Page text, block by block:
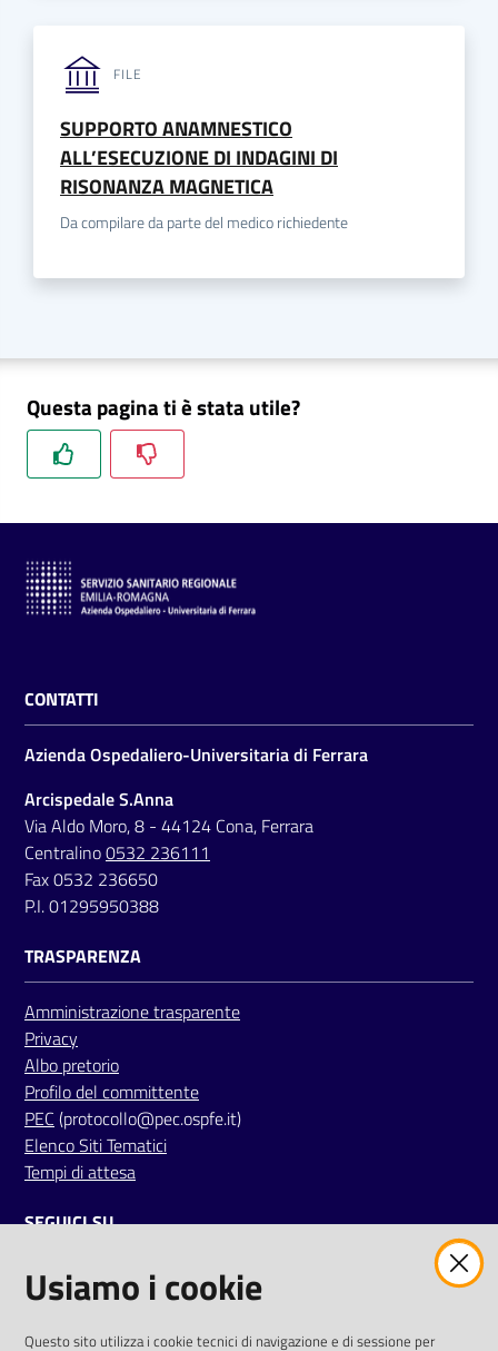
FILE
SUPPORTO ANAMNESTICO
ALL’ESECUZIONE DI INDAGINI DI
RISONANZA MAGNETICA
Da compilare da parte del medico richiedente
Questa pagina ti è stata utile?
CONTATTI
Azienda Ospedaliero-Universitaria di Ferrara
Arcispedale S.Anna
Via Aldo Moro, 8 - 44124 Cona, Ferrara
Centralino0532 236111
Fax 0532 236650
P.I. 01295950388
TRASPARENZA
Amministrazione trasparente
Privacy
Albo pretorio
Profilo del committente
PEC (protocollo@pec.ospfe.it)
Elenco Siti Tematici
Tempi di attesa
SEGUICI SU
twitterfacebookyoutube
AREA DIPENDENTI
Usiamo i cookie
Questo sito utilizza i cookie tecnici di navigazione e di sessione per